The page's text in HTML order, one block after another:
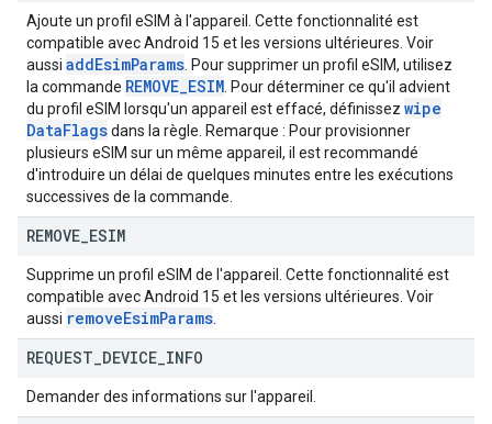
Ajoute un profil eSIM à l'appareil. Cette fonctionnalité est
compatible avec Android 15 et les versions ultérieures. Voir
aussi addEsimParams . Pour supprimer un profil eSIM, utilisez
la commande REMOVE_ESIM . Pour déterminer ce qu'il advient
du profil eSIM lorsqu'un appareil est effacé, définissez wipe
DataFlagsdans la règle. Remarque : Pour provisionner
plusieurs eSIM sur un même appareil, il est recommandé
d'introduire un délai de quelques minutes entre les exécutions
successives de la commande.
REMOVE ESIM
Supprime un profil eSIM de l'appareil. Cette fonctionnalité est
compatible avec Android 15 et les versions ultérieures. Voir
aussi removeEsimParams
REQUEST DEVICE INFO
Demander des informations sur l'appareil.